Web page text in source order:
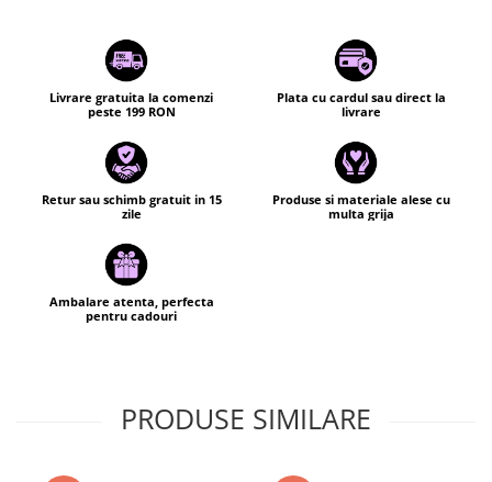
Livrare gratuita la comenzi
peste 199 RON
Plata cu cardul sau direct la
livrare
Retur sau schimb gratuit in 15
zile
Produse si materiale alese cu
multa grija
Ambalare atenta, perfecta
pentru cadouri
PRODUSE SIMILARE